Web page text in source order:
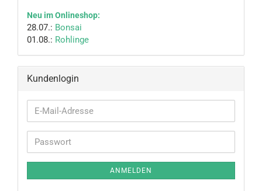
Neu im Onlineshop:
28.07.: Bonsai
01.08.: Rohlinge
Kundenlogin
E-
Mail-
Passwort
ANMELDEN